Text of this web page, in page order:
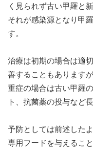
く見られず古い甲羅と
それが感染源となり甲
す。
治療は初期の場合は適
善することもありますが
重症の場合は古い甲羅
ト、抗菌薬の投与など
予防としては前述した
専用フードを与えるこ